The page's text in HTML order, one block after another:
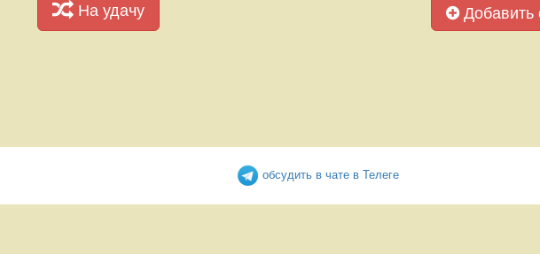
На удачу Добавить
обсудить в чате в Телеге